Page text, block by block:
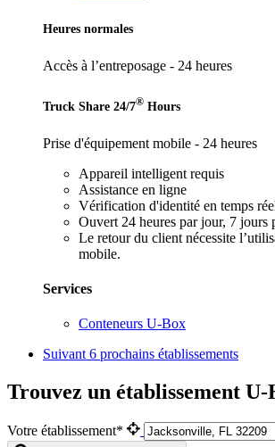
Heures normales
Accès à l’entreposage - 24 heures
Truck Share 24/7® Hours
Prise d'équipement mobile - 24 heures
Appareil intelligent requis
Assistance en ligne
Vérification d'identité en temps
Ouvert 24 heures par jour, 7 jours
Le retour du client nécessite
mobile.
Services
Conteneurs U-Box
Suivant 6 prochains établissements
Trouvez un établissement U-
Votre établissement*